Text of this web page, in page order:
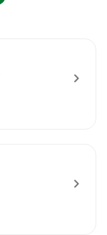
chevron_right
chevron_right